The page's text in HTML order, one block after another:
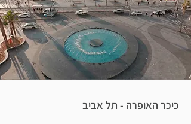
כיכר האופרה - תל אביב